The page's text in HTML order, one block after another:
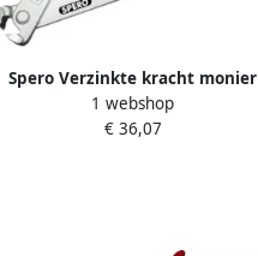
Spero Verzinkte kracht monier
vlechttang PRO | 300mm lang
SP9914300
1 webshop
€ 36,07